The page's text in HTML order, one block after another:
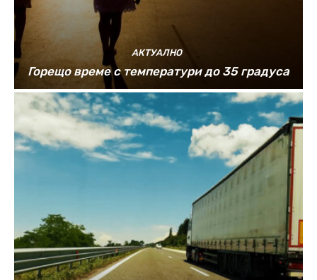
АКТУАЛНО
Горещо време с температури до 35 градуса